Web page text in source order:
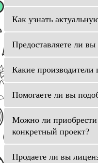
Как узнать
Предоставляете ли
Какие производители
Помогаете ли вы
Можно ли приобрести
конкретный проект?
Продаете ли вы